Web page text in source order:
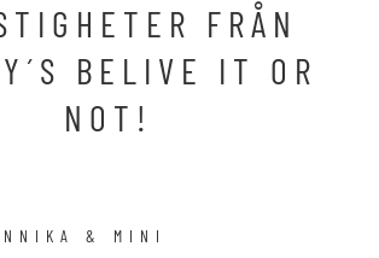
FRÅN
BELIVE IT OR
NOT!
& MINI